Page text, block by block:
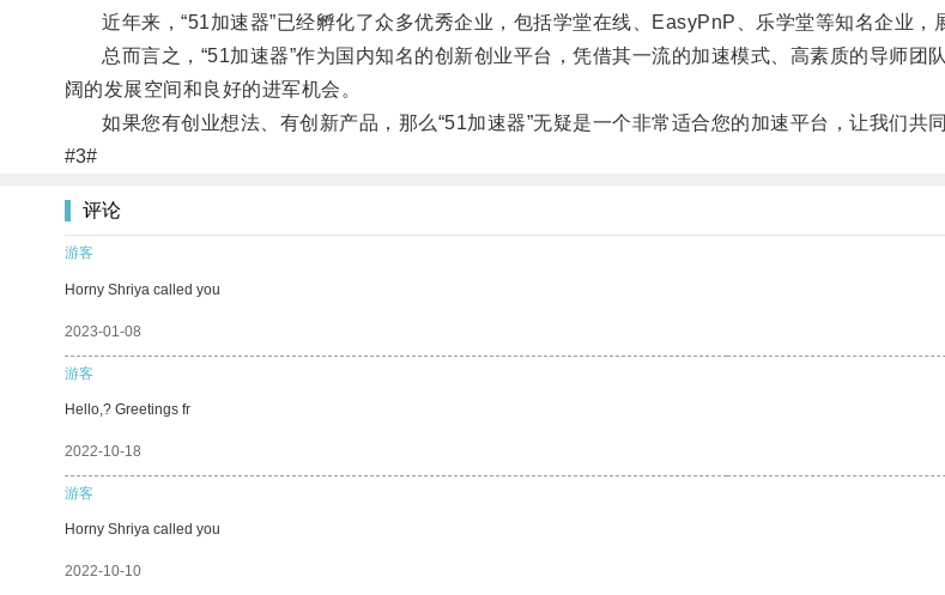
近年来，“51加速器”已经孵化了众多优秀企业，包括学堂在线、EasyPnP、乐学堂等知名企业，
总而言之，“51加速器”作为国内知名的创新创业平台，凭借其一流的加速模式、高素质的导师团
阔的发展空间和良好的进军机会。
如果您有创业想法、有创新产品，那么“51加速器”无疑是一个非常适合您的加速平台，让我们共
#3#
评论
游客
Horny Shriya called you
2023-01-08
游客
Hello,? Greetings fr
2022-10-18
游客
Horny Shriya called you
2022-10-10